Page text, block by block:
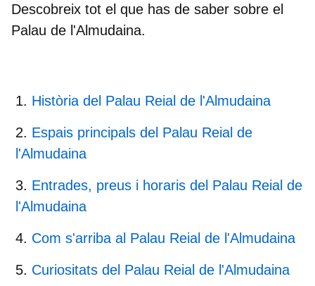
Descobreix tot el que has de saber sobre el
Palau de l'Almudaina.
Història del Palau Reial de l'Almudaina
Espais principals del Palau Reial de
l'Almudaina
Entrades, preus i horaris del Palau Reial de
l'Almudaina
Com s'arriba al Palau Reial de l'Almudaina
Curiositats del Palau Reial de l'Almudaina